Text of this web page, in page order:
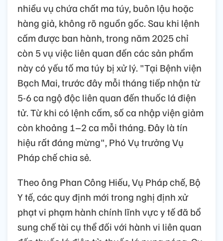
nhiều vụ chứa chất ma túy, buôn lậu hoặc
hàng giả, không rõ nguồn gốc. Sau khi lệnh
cấm được ban hành, trong năm 2025 chỉ
còn 5 vụ việc liên quan đến các sản phẩm
này có yếu tố ma túy bị xử lý. "Tại Bệnh viện
Bạch Mai, trước đây mỗi tháng tiếp nhận từ
5-6 ca ngộ độc liên quan đến thuốc lá điện
tử. Từ khi có lệnh cấm, số ca nhập viện giảm
còn khoảng 1–2 ca mỗi tháng. Đây là tín
hiệu rất đáng mừng", Phó Vụ trưởng Vụ
Pháp chế chia sẻ.
Theo ông Phan Công Hiếu, Vụ Pháp chế, Bộ
Y tế, các quy định mới trong nghị định xử
phạt vi phạm hành chính lĩnh vực y tế đã bổ
sung chế tài cụ thể đối với hành vi liên quan